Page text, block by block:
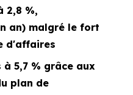
2,8 %,
an) malgré le fort
d'affaires
à 5,7 % grâce aux
plan de